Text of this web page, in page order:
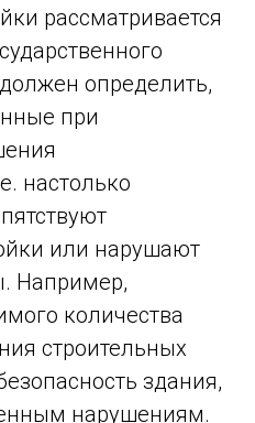
рассматривается
определить,
при
настолько
или нарушают
Например,
количества
строительных
здания,
нарушениям.